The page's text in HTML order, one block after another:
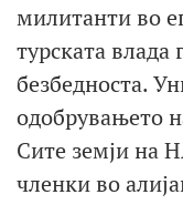
милитанти во
турската влада
безбедноста.
одобрувањето
Сите земји на
членки во